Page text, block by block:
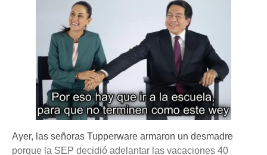
Ayer, las señoras Tupperware armaron un desmadre
porque la SEP decidió adelantar las vacaciones 40